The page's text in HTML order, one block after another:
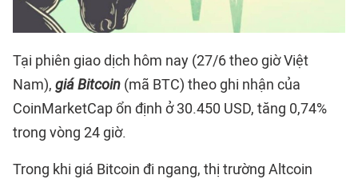
Tại phiên giao dịch hôm nay (27/6 theo giờ Việt
Nam), giá Bitcoin (mã BTC) theo ghi nhận của
CoinMarketCap ổn định ở 30.450 USD, tăng 0,74%
trong vòng 24 giờ.
Trong khi giá Bitcoin đi ngang, thị trường Altcoin